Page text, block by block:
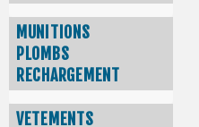
MUNITIONS
PLOMBS
RECHARGEMENT
VETEMENTS